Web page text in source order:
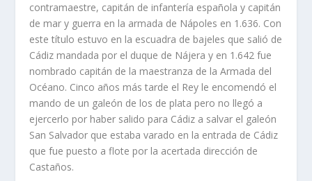
contramaestre, capitán de infantería española y capitán
de mar y guerra en la armada de Nápoles en 1.636. Con
este título estuvo en la escuadra de bajeles que salió de
Cádiz mandada por el duque de Nájera y en 1.642 fue
nombrado capitán de la maestranza de la Armada del
Océano. Cinco años más tarde el Rey le encomendó el
mando de un galeón de los de plata pero no llegó a
ejercerlo por haber salido para Cádiz a salvar el galeón
San Salvador que estaba varado en la entrada de Cádiz
que fue puesto a flote por la acertada dirección de
Castaños.